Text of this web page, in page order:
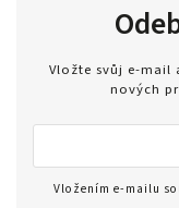
Vložte svůj e-mail
nových
Vložením e-mailu